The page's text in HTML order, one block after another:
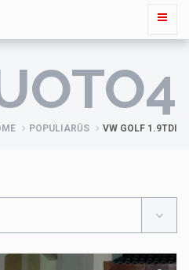
POPULIARŪS VW GOLF 1.9TDI